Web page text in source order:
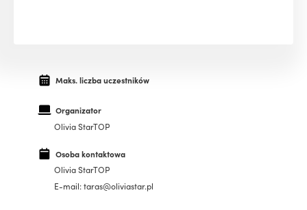
Maks. liczba uczestników
Organizator
Olivia StarTOP
Osoba kontaktowa
Olivia StarTOP
E-mail: taras@oliviastar.pl